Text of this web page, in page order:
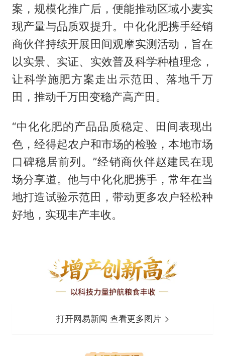
案，规模化推广后，便能推动区域小麦实
现产量与品质双提升。中化化肥携手经销
商伙伴持续开展田间观摩实测活动，旨在
以实景、实证、实效普及科学种植理念，
让科学施肥方案走出示范田、落地千万
田，推动千万田变稳产高产田。
“中化化肥的产品品质稳定、田间表现出
色，经得起农户和市场的检验，本地市场
口碑稳居前列。”经销商伙伴赵建民在现
场分享道。他与中化化肥携手，常年在当
地打造试验示范田，带动更多农户轻松种
好地，实现丰产丰收。
打开网易新闻 查看更多图片